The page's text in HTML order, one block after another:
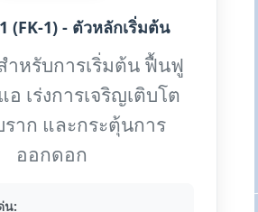
1 (FK-1) - ตัวหลักเริ่มต้น
ำหรับการเริ่มต้น ฟื้นฟู
เร่งการเจริญเติบโต
ราก และกระตุ้นการ
ออกดอก
น: